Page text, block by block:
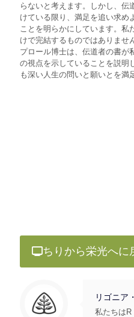
らないと考えます。しかし、伝
けている限り、満足を追い求め
ことを明らかにしています。
けで完結するものではありませ
プロール博士は、伝道者の書が
の視点を示していることを説明
も深い人生の問いと願いとを満
ちりから栄光へに
リゴニア
私たちはR